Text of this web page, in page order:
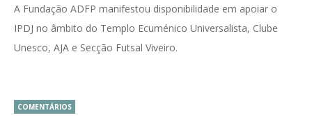
A Fundação ADFP manifestou disponibilidade em apoiar o
IPDJ no âmbito do Templo Ecuménico Universalista, Clube
Unesco, AJA e Secção Futsal Viveiro.
COMENTÁRIOS